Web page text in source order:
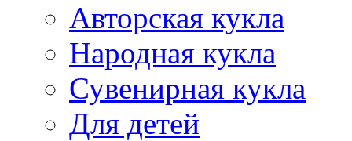
Авторская кукла
Народная кукла
Сувенирная кукла
Для детей